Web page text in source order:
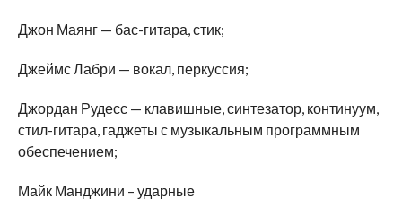
Джон Маянг — бас-гитара, стик;
Джеймс Лабри — вокал, перкуссия;
Джордан Рудесс — клавишные, синтезатор, континуум,
стил-гитара, гаджеты с музыкальным программным
обеспечением;
Майк Манджини – ударные